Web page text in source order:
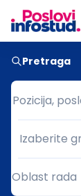
Pretraga
Pozicija,
Pozicija,
Grad
Izaberite
Oblast rada